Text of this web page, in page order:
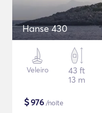
Hanse 430
Veleiro
43 ft
13 m
$976 /noite